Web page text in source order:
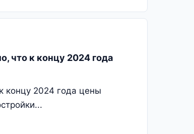
что к концу 2024 года
концу 2024 года цены